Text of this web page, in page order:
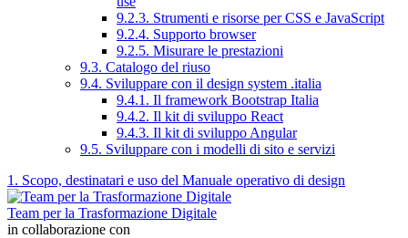
9.2.3. Strumenti e risorse per CSS e JavaScript
9.2.4. Supporto browser
9.2.5. Misurare le prestazioni
9.3. Catalogo del riuso
9.4. Sviluppare con il design system .italia
9.4.1. Il framework Bootstrap Italia
9.4.2. Il kit di sviluppo React
9.4.3. Il kit di sviluppo Angular
9.5. Sviluppare con i modelli di sito e servizi
1. Scopo, destinatari e uso del Manuale operativo di design
Team per la Trasformazione Digitale
in collaborazione con